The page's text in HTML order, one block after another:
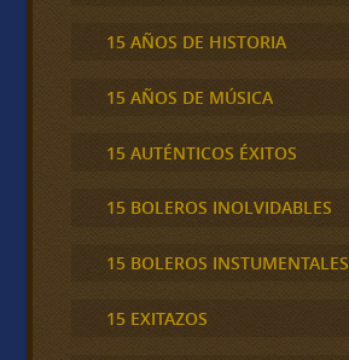
15 AÑOS DE HISTORIA
15 AÑOS DE MÚSICA
15 AUTÉNTICOS ÉXITOS
15 BOLEROS INOLVIDABLES
15 BOLEROS INSTUMENTALES
15 EXITAZOS